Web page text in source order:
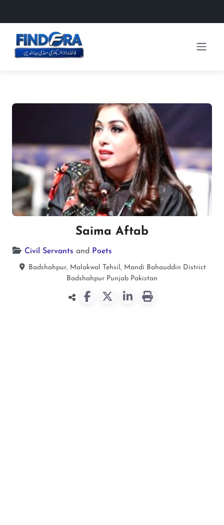
Saima Aftab
Civil Servants and Poets
Badshahpur, Malakwal Tehsil, Mandi Bahauddin District
Badshahpur Punjab Pakistan